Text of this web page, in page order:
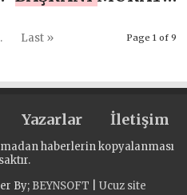
YENİ YIL MESAJI
Page 1 of 9
Last »
Yazarlar İletişim
haberlerin kopyalanması
By; BEYNSOFT Ucuz site